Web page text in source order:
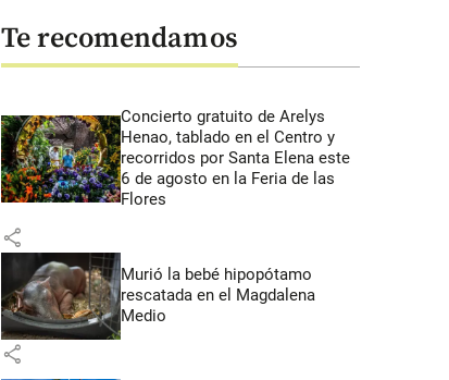
Te recomendamos
Concierto gratuito de Arelys
Henao, tablado en el Centro y
recorridos por Santa Elena este
6 de agosto en la Feria de las
Flores
share
Murió la bebé hipopótamo
rescatada en el Magdalena
Medio
share